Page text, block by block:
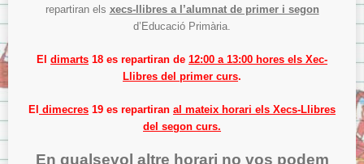
Sobre la Protecció de Dades.
repartiran els xecs-llibres a l’alumnat de primer i segon
d’Educació Primària.
El dimarts 18 es repartiran de 12:00 a 13:00 hores els Xec-
Llibres del primer curs.
El dimecres 19 es repartiran al mateix horari els Xecs-Llibres
del segon curs.
En qualsevol altre horari no vos podem